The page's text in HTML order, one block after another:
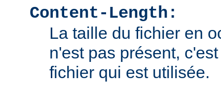
Content-Length:
La taille du fichier en
n'est pas présent,
fichier qui est utilisée.